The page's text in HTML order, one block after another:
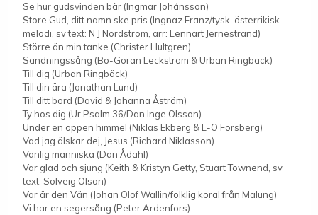
Se hur gudsvinden bär (Ingmar Johánsson)
Store Gud, ditt namn ske pris (Ingnaz Franz/tysk-österrikisk
melodi, sv text: N J Nordström, arr: Lennart Jernestrand)
Större än min tanke (Christer Hultgren)
Sändningssång (Bo-Göran Leckström & Urban Ringbäck)
Till dig (Urban Ringbäck)
Till din ära (Jonathan Lund)
Till ditt bord (David & Johanna Åström)
Ty hos dig (Ur Psalm 36/Dan Inge Olsson)
Under en öppen himmel (Niklas Ekberg & L-O Forsberg)
Vad jag älskar dej, Jesus (Richard Niklasson)
Vanlig människa (Dan Ådahl)
Var glad och sjung (Keith & Kristyn Getty, Stuart Townend, sv
text: Solveig Olson)
Var är den Vän (Johan Olof Wallin/folklig koral från Malung)
Vi har en segersång (Peter Ardenfors)